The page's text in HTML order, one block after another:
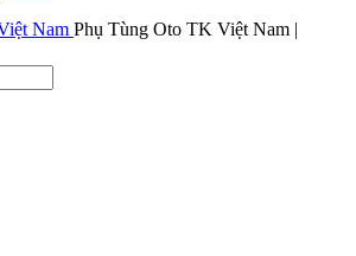
Phụ Tùng Oto TK Việt Nam |